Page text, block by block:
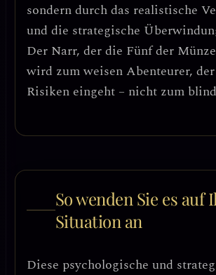
sondern durch das realistische
und die strategische
Der Narr, der die Fünf der
wird zum weisen Abenteurer,
Risiken eingeht – nicht zum
So wenden Sie es auf
Situation an
Diese psychologische und